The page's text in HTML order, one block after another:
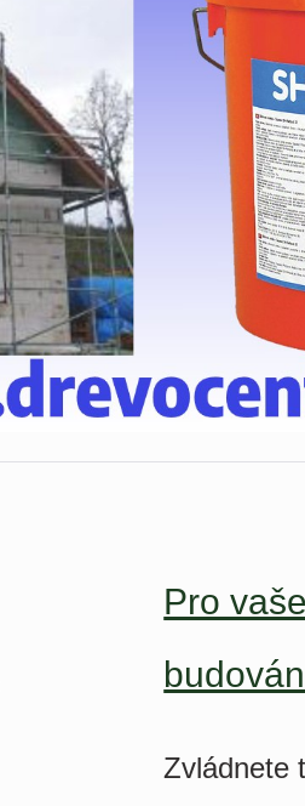
Pro
Zvládnete